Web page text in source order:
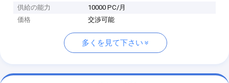
供給の能力
10000 PC/月
価格
交渉可能
多くを見て下さい